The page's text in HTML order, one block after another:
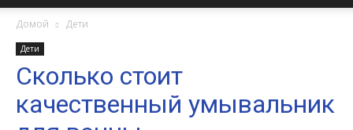
Домой Дети
Дети
Сколько стоит
качественный умывальник